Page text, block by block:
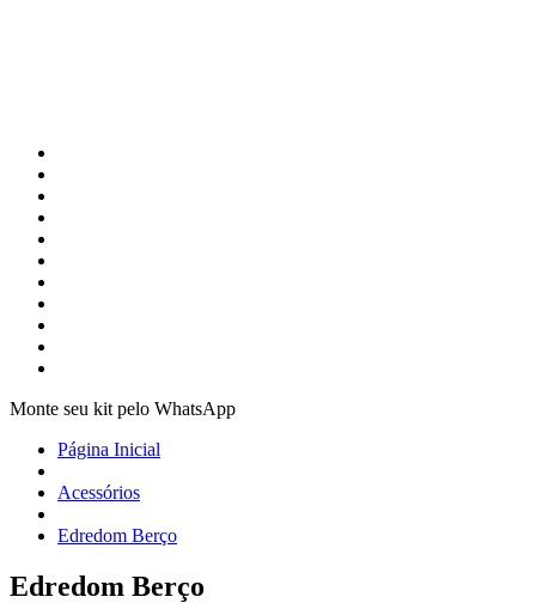
Monte seu kit pelo WhatsApp
Página Inicial
Acessórios
Edredom Berço
Edredom Berço